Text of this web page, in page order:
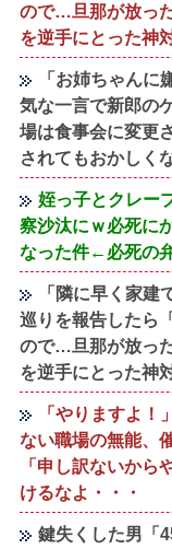
ので…旦那が放っ
を逆手にとった神
「お姉ちゃん
気な一言で新郎の
場は食事会に変更
されてもおかしく
姪っ子とクレー
察沙汰にｗ必死に
なった件←必死の
「隣に早く家
巡りを報告したら
ので…旦那が放っ
を逆手にとった神
「やりますよ
ない職場の無能、
「申し訳ないか
けるなよ・・・
鍵失くした男「